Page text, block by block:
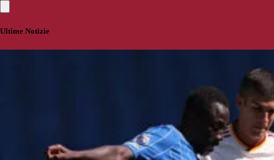
Ultime Notizie